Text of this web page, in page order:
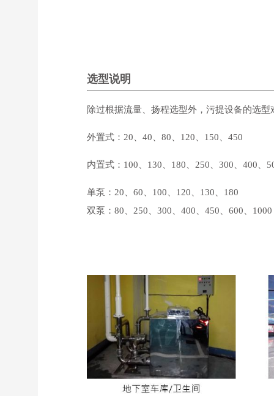
选型说明
除过根据流量、扬程选型外，污提设备的选
外置式：20、40、80、120、150、450
内置式：100、130、180、250、300、400、
单泵：20、60、100、120、130、180
双泵：80、250、300、400、450、600、1000